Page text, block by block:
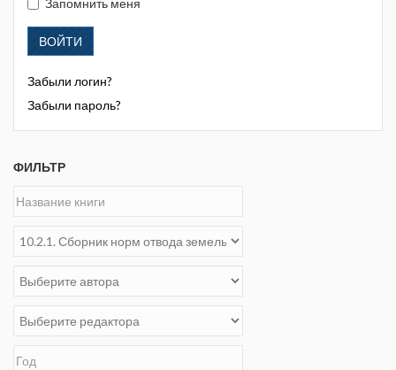
Запомнить меня
ВОЙТИ
Забыли логин?
Забыли пароль?
ФИЛЬТР